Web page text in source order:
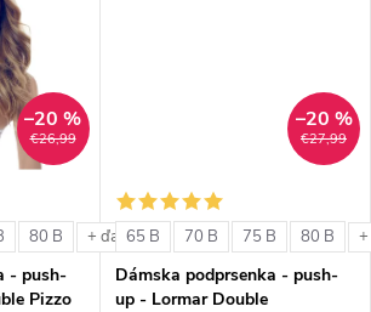
€26,99
–20 %
80 B + ďalšie
- push-
Pizzo
€27,99
–20 %
65 B 70 B 75 B 80 B
Dámska podprsenka - push-
up - Lormar Double